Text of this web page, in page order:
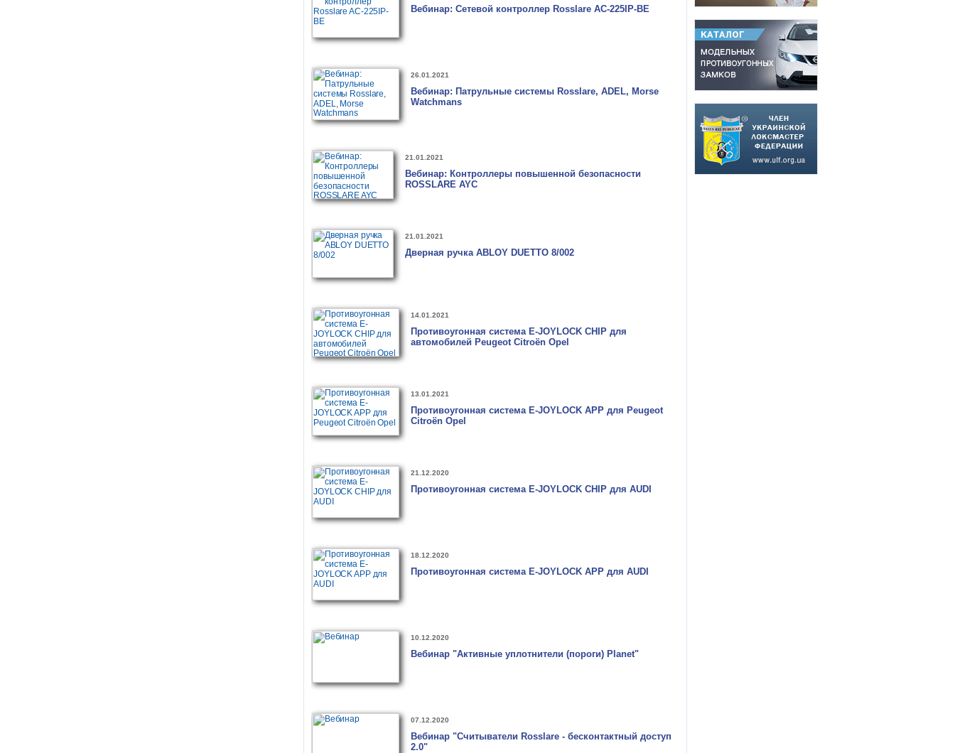
Вебинар: Сетевой контроллер Rosslare AC-225IP-BE
26.01.2021
Вебинар: Патрульные системы Rosslare, ADEL, Morse
Watchmans
21.01.2021
Вебинар: Контроллеры повышенной безопасности
ROSSLARE AYC
21.01.2021
Дверная ручка ABLOY DUETTO 8/002
14.01.2021
Противоугонная система E-JOYLOCK CHIP для
автомобилей Peugeot Citroën Opel
13.01.2021
Противоугонная система E-JOYLOCK APP для Peugeot
Citroën Opel
21.12.2020
Противоугонная система E-JOYLOCK CHIP для AUDI
18.12.2020
Противоугонная система E-JOYLOCK APP для AUDI
10.12.2020
Вебинар "Активные уплотнители (пороги) Planet"
07.12.2020
Вебинар "Считыватели Rosslare - бесконтактный доступ
2.0"